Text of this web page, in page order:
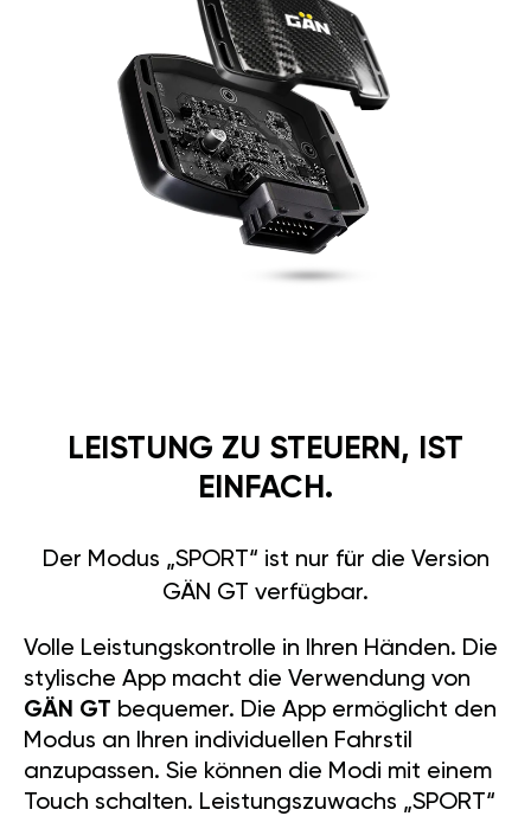
LEISTUNG ZU STEUERN, IST
EINFACH.
Der Modus „SPORT“ ist nur für die Version
GÄN GT verfügbar.
Volle Leistungskontrolle in Ihren Händen. Die
stylische App macht die Verwendung von
GÄN GT bequemer. Die App ermöglicht den
Modus an Ihren individuellen Fahrstil
anzupassen. Sie können die Modi mit einem
Touch schalten. Leistungszuwachs „SPORT“